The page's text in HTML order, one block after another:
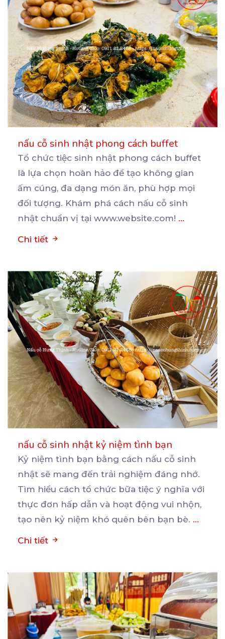
nấu cỗ sinh nhật phong cách buffet
Tổ chức tiệc sinh nhật phong cách buffet
là lựa chọn hoàn hảo để tạo không gian
ấm cúng, đa dạng món ăn, phù hợp mọi
đối tượng. Khám phá cách nấu cỗ sinh
nhật chuẩn vị tại www.website.com! ...
Chi tiết
nấu cỗ sinh nhật kỷ niệm tình bạn
Kỷ niệm tình bạn bằng cách nấu cỗ sinh
nhật sẽ mang đến trải nghiệm đáng nhớ.
Tìm hiểu cách tổ chức bữa tiệc ý nghĩa với
thực đơn hấp dẫn và hoạt động vui nhộn,
tạo nên kỷ niệm khó quên bên bạn bè. ...
Chi tiết